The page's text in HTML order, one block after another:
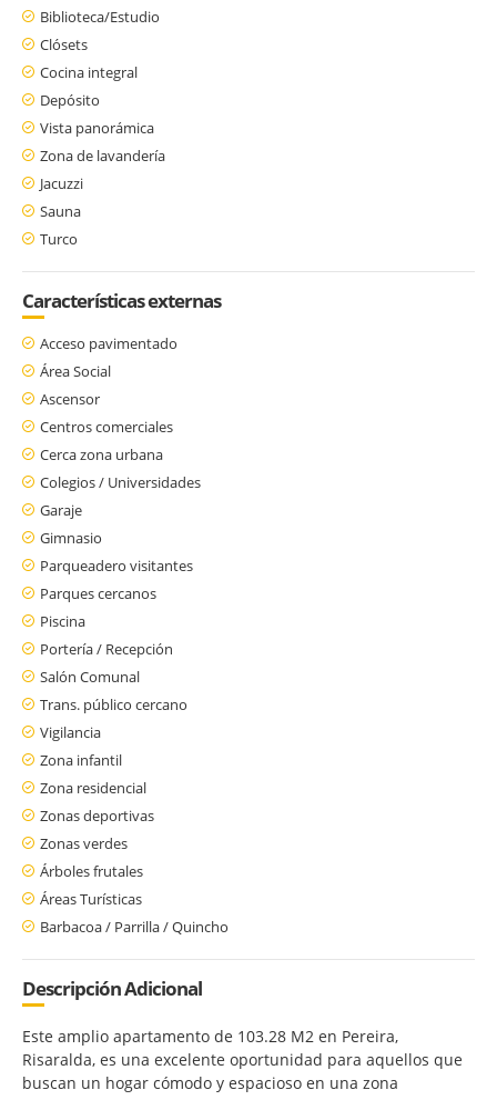
Biblioteca/Estudio
Clósets
Cocina integral
Depósito
Vista panorámica
Zona de lavandería
Jacuzzi
Sauna
Turco
Características externas
Acceso pavimentado
Área Social
Ascensor
Centros comerciales
Cerca zona urbana
Colegios / Universidades
Garaje
Gimnasio
Parqueadero visitantes
Parques cercanos
Piscina
Portería / Recepción
Salón Comunal
Trans. público cercano
Vigilancia
Zona infantil
Zona residencial
Zonas deportivas
Zonas verdes
Árboles frutales
Áreas Turísticas
Barbacoa / Parrilla / Quincho
Descripción Adicional
Este amplio apartamento de 103.28 M2 en Pereira,
Risaralda, es una excelente oportunidad para aquellos que
buscan un hogar cómodo y espacioso en una zona